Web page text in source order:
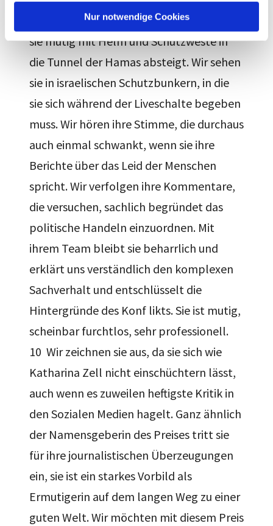
Nur notwendige Cookies
so: „Wir haben die Bilder im Kopf, wenn
sie mutig mit Helm und Schutzweste in
die Tunnel der Hamas absteigt. Wir sehen
sie in israelischen Schutzbunkern, in die
sie sich während der Liveschalte begeben
muss. Wir hören ihre Stimme, die durchaus
auch einmal schwankt, wenn sie ihre
Berichte über das Leid der Menschen
spricht. Wir verfolgen ihre Kommentare,
die versuchen, sachlich begründet das
politische Handeln einzuordnen. Mit
ihrem Team bleibt sie beharrlich und
erklärt uns verständlich den komplexen
Sachverhalt und entschlüsselt die
Hintergründe des Konf likts. Sie ist mutig,
scheinbar furchtlos, sehr professionell.
10 Wir zeichnen sie aus, da sie sich wie
Katharina Zell nicht einschüchtern lässt,
auch wenn es zuweilen heftigste Kritik in
den Sozialen Medien hagelt. Ganz ähnlich
der Namensgeberin des Preises tritt sie
für ihre journalistischen Überzeugungen
ein, sie ist ein starkes Vorbild als
Ermutigerin auf dem langen Weg zu einer
guten Welt. Wir möchten mit diesem Preis